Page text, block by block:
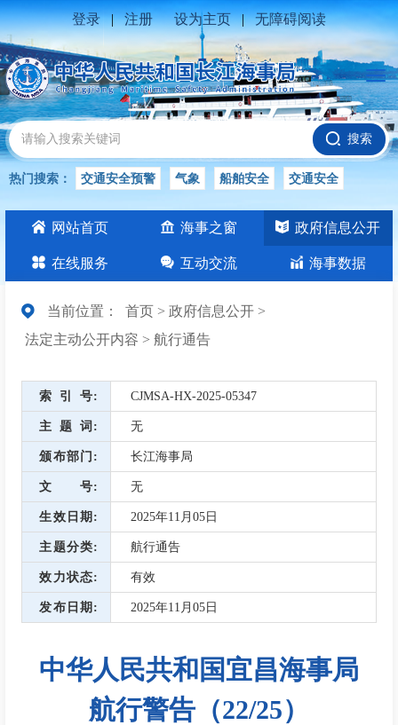
登录 | 注册 设为主页 | 无障碍阅读
搜索
热门搜索： 交通安全预警 气象 船舶安全 交通安全
水位公告 安全 交通 交通安全知识 交通安全生产
网站首页 海事之窗 政府信息公开
在线服务 互动交流 海事数据
当前位置： 首页 > 政府信息公开 >
法定主动公开内容 > 航行通告
索引号 CJMSA-HX-2025-05347
主题词 无
颁布部门 长江海事局
文号 无
生效日期 2025年11月05日
主题分类 航行通告
效力状态 有效
发布日期 2025年11月05日
中华人民共和国宜昌海事局
航行警告（22/25）